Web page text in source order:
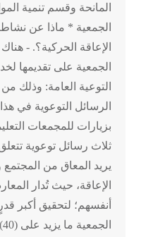
المانحة وقسم تنمية
الجمعية * ماذا عن
الإعاقة الحركية؟. -
الجمعية على تقديمها
التوعية العامة: وذلك
الرسائل التوعوية في
بزيارات للمجمعات
ثلاث رسائل توعوية
يريد المعاق من
الإعاقة، حيث تُدار
أنفسهم؛ لتحقيق أكبر